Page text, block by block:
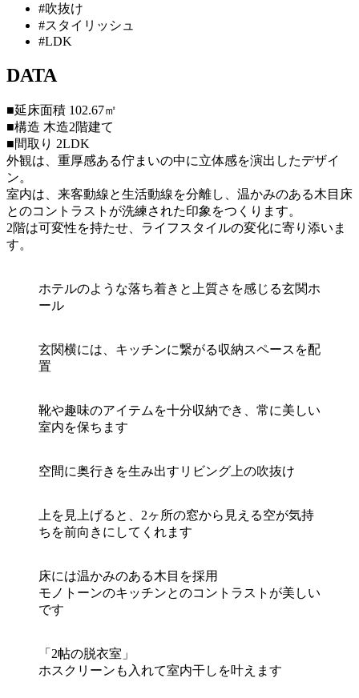
#吹抜け
#スタイリッシュ
#LDK
DATA
■延床面積 102.67㎡
■構造 木造2階建て
■間取り 2LDK
外観は、重厚感ある佇まいの中に立体感を演出したデザイ
ン。
室内は、来客動線と生活動線を分離し、温かみのある木目床
とのコントラストが洗練された印象をつくります。
2階は可変性を持たせ、ライフスタイルの変化に寄り添いま
す。
ホテルのような落ち着きと上質さを感じる玄関ホ
ール
玄関横には、キッチンに繋がる収納スペースを配
置
靴や趣味のアイテムを十分収納でき、常に美しい
室内を保ちます
空間に奥行きを生み出すリビング上の吹抜け
上を見上げると、2ヶ所の窓から見える空が気持
ちを前向きにしてくれます
床には温かみのある木目を採用
モノトーンのキッチンとのコントラストが美しい
です
「2帖の脱衣室」
ホスクリーンも入れて室内干しを叶えます